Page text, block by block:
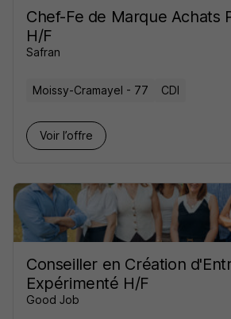
Chef-Fe de Marque Achats
H/F
Safran
Moissy-Cramayel - 77 CDI
Voir l’offre
Conseiller en Création
Expérimenté H/F
Good Job